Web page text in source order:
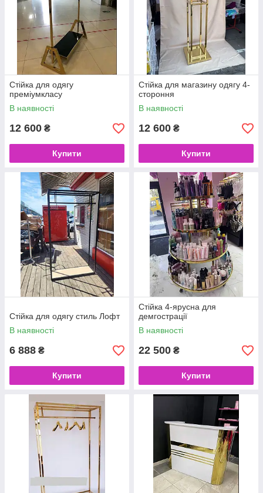
Стійка для одягу
преміумкласу
В наявності
12 600 ₴
Купити
Стійка для магазину одягу 4-
стороння
В наявності
12 600 ₴
Купити
Стійка для одягу стиль Лофт
В наявності
6 888 ₴
Купити
Стійка 4-ярусна для
демгострації
В наявності
22 500 ₴
Купити